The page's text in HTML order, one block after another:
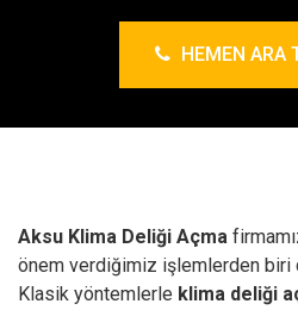
HEMEN ARA
Aksu Klima Deliği Açma
önem verdiğimiz işlemlerden biri
Klasik yöntemlerle klima deliği